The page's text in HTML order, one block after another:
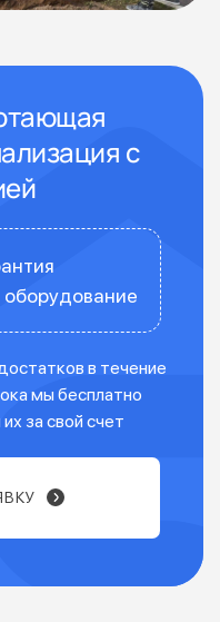
с
в течение
мы бесплатно
за свой счет